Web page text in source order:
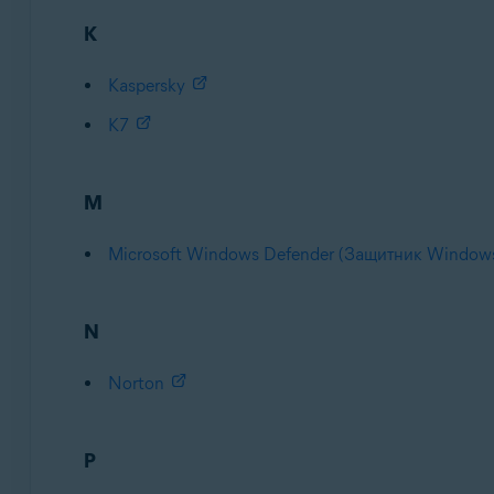
K
Kaspersky
K7
M
Microsoft Windows Defender (Защитник
N
Norton
P